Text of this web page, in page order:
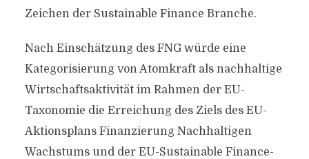
Zeichen der Sustainable Finance Branche.
Nach Einschätzung des FNG würde eine
Kategorisierung von Atomkraft als nachhaltige
Wirtschaftsaktivität im Rahmen der EU-
Taxonomie die Erreichung des Ziels des EU-
Aktionsplans Finanzierung Nachhaltigen
Wachstums und der EU-Sustainable Finance-